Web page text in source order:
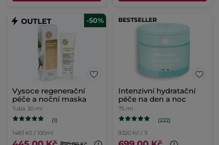
-50%
Vysoce regenerační
péče a noční maska
Tuba 30 ml
(1)
1483 Kč / 100ml
BESTSELLER
Intenzivní hydratační
péče na den a noc
75 ml
(222)
9320 Kč / 1l